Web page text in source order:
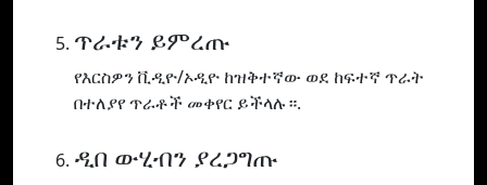
ጥራቱን ይምረጡ
የእርስዎን ቪዲዮ/ኦዲዮ ከዝቅተኛው ወደ ከፍተኛ ጥራት
በተለያየ ጥራቶች መቀየር ይችላሉ።.
ዲበ ውሂብን ያረጋግጡ